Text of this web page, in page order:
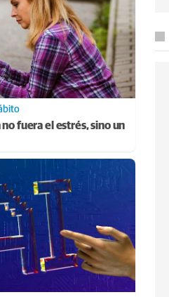
no fuera el estrés, sino un